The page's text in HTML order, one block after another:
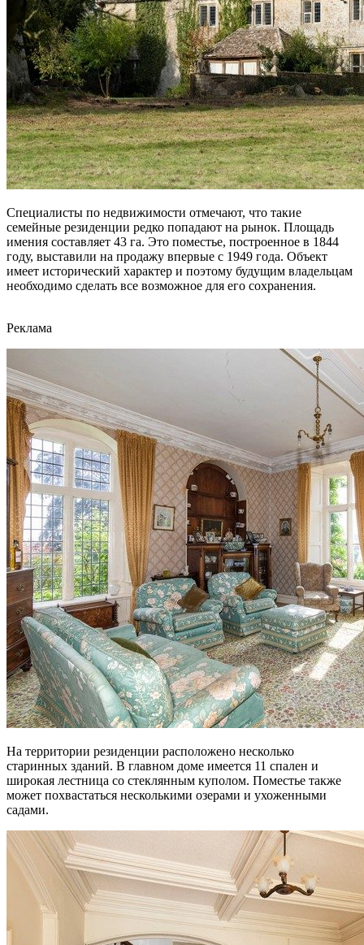
Специалисты по недвижимости отмечают, что такие
семейные резиденции редко попадают на рынок. Площадь
имения составляет 43 га. Это поместье, построенное в 1844
году, выставили на продажу впервые с 1949 года. Объект
имеет исторический характер и поэтому будущим владельцам
необходимо сделать все возможное для его сохранения.
Реклама
На территории резиденции расположено несколько
старинных зданий. В главном доме имеется 11 спален и
широкая лестница со стеклянным куполом. Поместье также
может похвастаться несколькими озерами и ухоженными
садами.